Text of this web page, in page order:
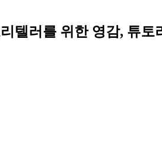
텔러를 위한 영감, 튜토